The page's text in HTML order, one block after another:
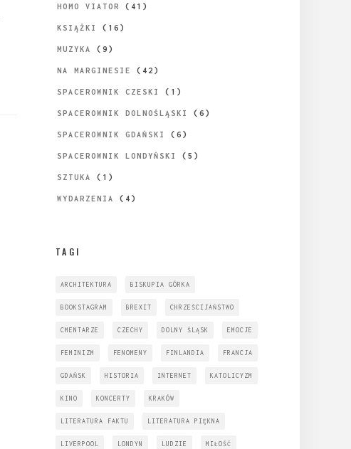
HOMO VIATOR (41)
KSIĄŻKI (16)
MUZYKA (9)
NA MARGINESIE (42)
SPACEROWNIK CZESKI (1)
SPACEROWNIK DOLNOŚLĄSKI (6)
SPACEROWNIK GDAŃSKI (6)
SPACEROWNIK LONDYŃSKI (5)
SZTUKA (1)
WYDARZENIA (4)
TAGI
ARCHITEKTURA BISKUPIA GÓRKA
BOOKSTAGRAM BREXIT CHRZEŚCIJAŃSTWO
CMENTARZE CZECHY DOLNY ŚLĄSK EMOCJE
FEMINIZM FENOMENY FINLANDIA FRANCJA
GDAŃSK HISTORIA INTERNET KATOLICYZM
KINO KONCERTY KRAKÓW
LITERATURA FAKTU LITERATURA PIĘKNA
LIVERPOOL LONDYN LUDZIE MIŁOŚĆ